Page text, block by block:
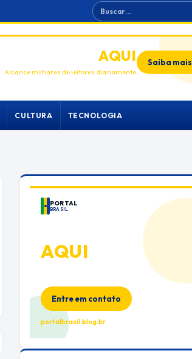
Buscar
ANUNCIEAQUI
Alcance milhares de leitores diariamente
Saiba mais
CULTURA TECNOLOGIA
PORTAL
BRASIL
AQUI
Espaço premium para sua marca
Entre em contato
portalbrasil.blog.br